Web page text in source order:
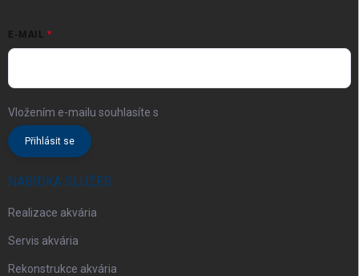
E-MAIL
Vložením e-mailu souhlasíte s
Přihlásit se
NABÍDKA SLUŽEB
Realizace akvária
Servis akvária
Rekonstrukce akvária